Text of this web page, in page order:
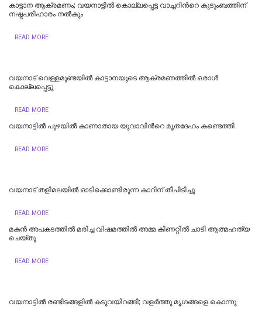
കാട്ടാന ആക്രമണം; വയനാട്ടിൽ കൊല്ലപ്പെട്ട വാച്ചറിന്‍റെ കുടുംബത്തിന്
നഷ്ടപരിഹാരം നൽകും
READ MORE
വയനാട്‌ വെള്ളമുണ്ടയിൽ കാട്ടാനയുടെ ആക്രമണത്തിൽ ഒരാൾ
കൊല്ലപ്പെട്ടു
READ MORE
വയനാട്ടിൽ പുഴയിൽ കാണാതായ യുവാവിന്‍റെ മൃതദേഹം കണ്ടെത്തി
READ MORE
വയനാട്‌ തളിമലയിൽ ഓടിക്കൊണ്ടിരുന്ന കാറിന്‌ തീപിടിച്ചു
READ MORE
മകൻ അപകടത്തിൽ മരിച്ച വിഷമത്തിൽ അമ്മ കിണറ്റിൽ ചാടി ആത്മഹത്യ
ചെയ്തു
READ MORE
വയനാട്ടിൽ രണ്ടിടങ്ങളിൽ കടുവയിറങ്ങി; വളർത്തു മൃഗങ്ങളെ കൊന്നു